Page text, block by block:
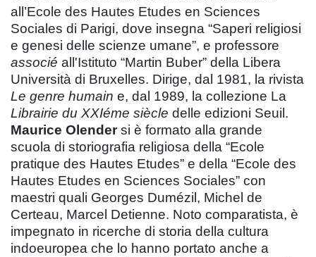
all’Ecole des Hautes Etudes en Sciences
Sociales di Parigi, dove insegna “Saperi religiosi
e genesi delle scienze umane”, e professore
associé all'Istituto “Martin Buber” della Libera
Università di Bruxelles. Dirige, dal 1981, la rivista
Le genre humain e, dal 1989, la collezione La
Librairie du XXIéme siècle delle edizioni Seuil.
Maurice Olendersi è formato alla grande
scuola di storiografia religiosa della “Ecole
pratique des Hautes Etudes” e della “Ecole des
Hautes Etudes en Sciences Sociales” con
maestri quali Georges Dumézil, Michel de
Certeau, Marcel Detienne. Noto comparatista, è
impegnato in ricerche di storia della cultura
indoeuropea che lo hanno portato anche a